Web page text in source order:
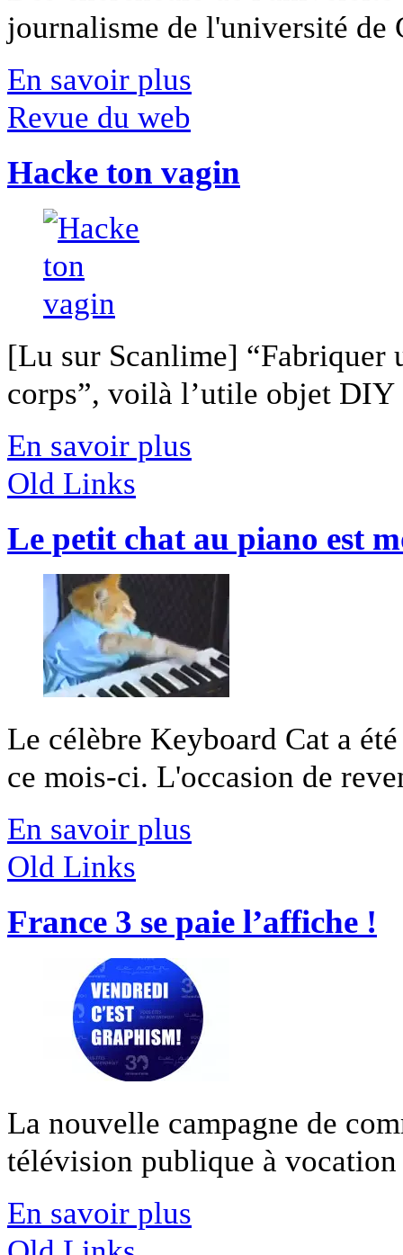
journalisme de l'université
En savoir plus
Revue du web
Hacke ton vagin
[Lu sur Scanlime] “Fabriquer
corps”, voilà l’utile objet
En savoir plus
Old Links
Le petit chat au piano est
Le célèbre Keyboard Cat a
ce mois-ci. L'occasion de
En savoir plus
Old Links
France 3 se paie l’affiche !
La nouvelle campagne de
télévision publique à
En savoir plus